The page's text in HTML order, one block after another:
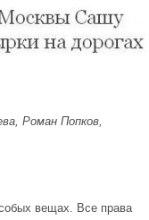
Роман Попков,
вещах. Все права